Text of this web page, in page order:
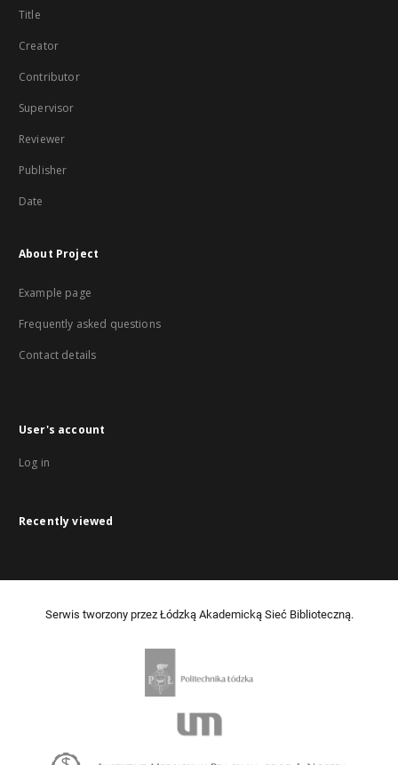
Title
Creator
Contributor
Supervisor
Reviewer
Publisher
Date
About Project
Example page
Frequently asked questions
Contact details
User's account
Log in
Recently viewed
Serwis tworzony przez Łódzką Akademicką Sieć Biblioteczną.